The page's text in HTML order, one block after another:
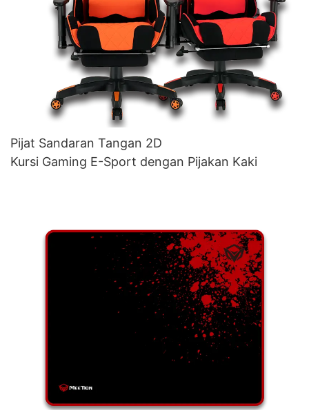
Pijat Sandaran Tangan 2D
Kursi Gaming E-Sport dengan Pijakan Kaki